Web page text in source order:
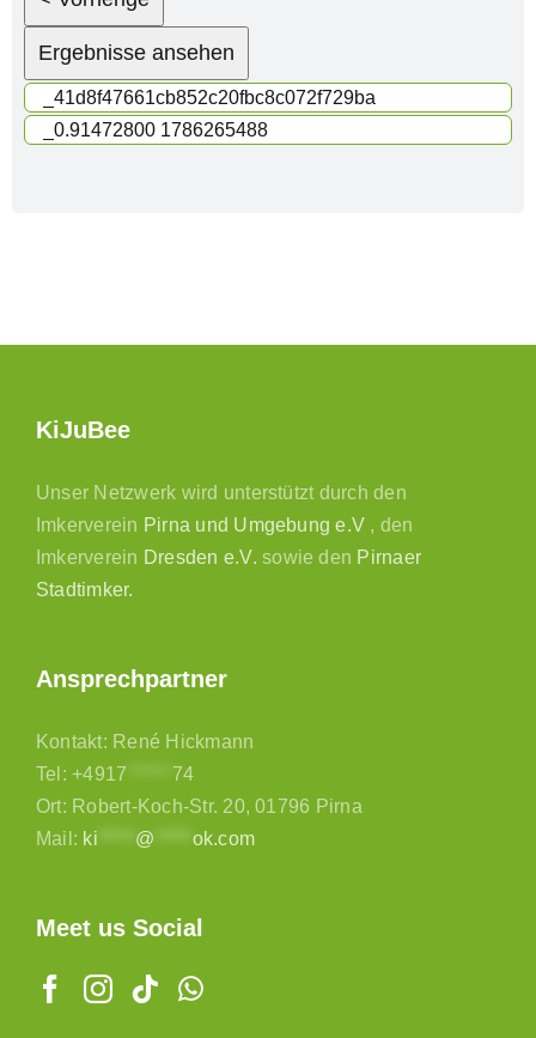
KiJuBee
Unser Netzwerk wird unterstützt durch den
Imkerverein Pirna und Umgebung e.V , den
Imkerverein Dresden e.V. sowie den Pirnaer
Stadtimker.
Ansprechpartner
Kontakt: René Hickmann
Tel:+4917
74
Ort: Robert-Koch-Str. 20, 01796 Pirna
Mail: ki @ ok.com
Meet us Social